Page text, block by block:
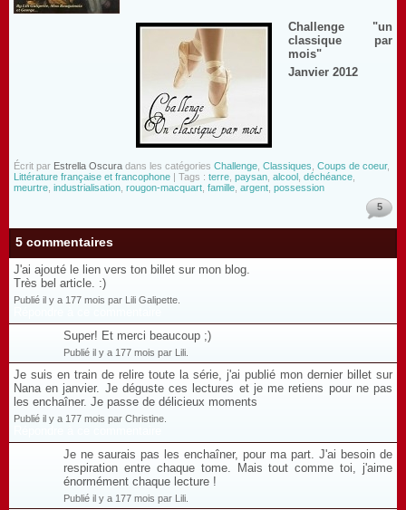
Challenge "un
classique par
mois"
Janvier 2012
Écrit par Estrella Oscura dans les catégories Challenge Classiques Coups de coeur,
Littérature française et francophone | Tags : terre paysan alcool déchéance
meurtre industrialisation rougon-macquart famille argent possession
5
5 commentaires
J'ai ajouté le lien vers ton billet sur mon blog.
Très bel article. :)
Publié il y a 177 mois par Lili Galipette.
Super! Et merci beaucoup ;)
Publié il y a 177 mois par Lili.
Je suis en train de relire toute la série, j'ai publié mon dernier billet sur
Nana en janvier. Je déguste ces lectures et je me retiens pour ne pas
les enchaîner. Je passe de délicieux moments
Publié il y a 177 mois par Christine.
Je ne saurais pas les enchaîner, pour ma part. J'ai besoin de
respiration entre chaque tome. Mais tout comme toi, j'aime
énormément chaque lecture !
Publié il y a 177 mois par Lili.